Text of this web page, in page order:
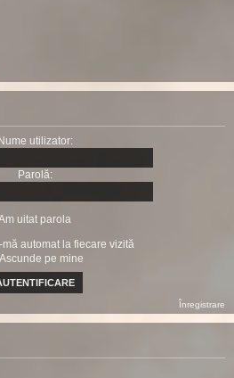
Nume utilizator:
Parolă:
uitat parola
automat la fiecare vizită
Ascunde pe mine
Înregistrare